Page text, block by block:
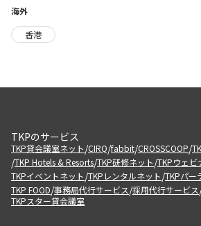
海外
香港
TKPのサービス
TKP貸会議室ネット/CIRQ/fabbit/CROSSCOOP/
/TKP Hotels & Resorts/TKP研修ネット/TKPウェビ
TKPイベントネット/TKPレンタルネット/TKPパー
TKP FOOD/事務局代行サービス/採用代行サービス
TKPスター貸会議室